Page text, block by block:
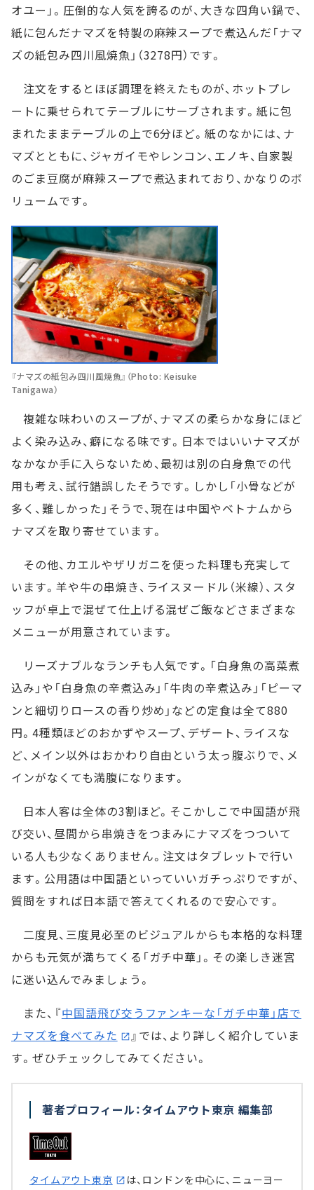
オユー」。圧倒的な人気を誇るのが、大きな四角い鍋で、
紙に包んだナマズを特製の麻辣スープで煮込んだ「ナマ
ズの紙包み四川風焼魚」（3278円）です。
注文をするとほぼ調理を終えたものが、ホットプレ
ートに乗せられてテーブルにサーブされます。紙に包
まれたままテーブルの上で6分ほど。紙のなかには、ナ
マズとともに、ジャガイモやレンコン、エノキ、自家製
のごま豆腐が麻辣スープで煮込まれており、かなりのボ
リュームです。
『ナマズの紙包み四川風焼魚』（Photo: Keisuke
Tanigawa）
複雑な味わいのスープが、ナマズの柔らかな身にほど
よく染み込み、癖になる味です。日本ではいいナマズが
なかなか手に入らないため、最初は別の白身魚での代
用も考え、試行錯誤したそうです。しかし「小骨などが
多く、難しかった」そうで、現在は中国やベトナムから
ナマズを取り寄せています。
その他、カエルやザリガニを使った料理も充実して
います。羊や牛の串焼き、ライスヌードル（米線）、スタ
ッフが卓上で混ぜて仕上げる混ぜご飯などさまざまな
メニューが用意されています。
リーズナブルなランチも人気です。「白身魚の高菜煮
込み」や「白身魚の辛煮込み」「牛肉の辛煮込み」「ピーマ
ンと細切りロースの香り炒め」などの定食は全て880
円。4種類ほどのおかずやスープ、デザート、ライスな
ど、メイン以外はおかわり自由という太っ腹ぶりで、メ
インがなくても満腹になります。
日本人客は全体の3割ほど。そこかしこで中国語が飛
び交い、昼間から串焼きをつまみにナマズをつついて
いる人も少なくありません。注文はタブレットで行い
ます。公用語は中国語といっていいガチっぷりですが、
質問をすれば日本語で答えてくれるので安心です。
二度見、三度見必至のビジュアルからも本格的な料理
からも元気が満ちてくる「ガチ中華」。その楽しき迷宮
に迷い込んでみましょう。
また、『中国語飛び交うファンキーな「ガチ中華」店で
ナマズを食べてみた
』では、より詳しく紹介していま
す。ぜひチェックしてみてください。
著者プロフィール：タイムアウト東京 編集部
タイムアウト東京 は、ロンドンを中心に、ニューヨー